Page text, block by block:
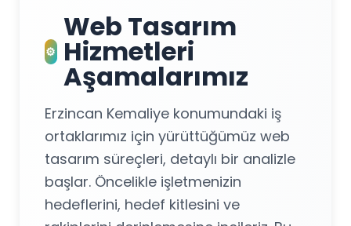
⚙️
Web Tasarım
Hizmetleri
Aşamalarımız
Erzincan Kemaliye konumundaki iş
ortaklarımız için yürüttüğümüz web
tasarım süreçleri, detaylı bir analizle
başlar. Öncelikle işletmenizin
hedeflerini, hedef kitlesini ve